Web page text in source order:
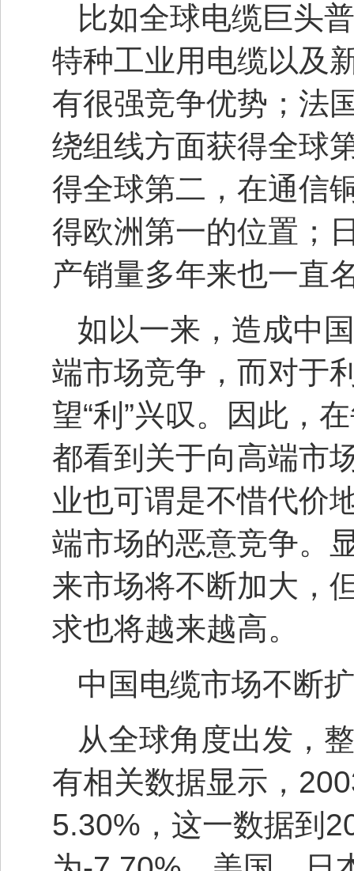
比如全球电缆巨头
特种工业用电缆以及
有很强竞争优势；法
绕组线方面获得全球
得全球第二，在通信
得欧洲第一的位置；
产销量多年来也一直
如以一来，造成中
端市场竞争，而对于
望“利”兴叹。因此，
都看到关于向高端市
业也可谓是不惜代价
端市场的恶意竞争。
来市场将不断加大，
求也将越来越高。
中国电缆市场不断
从全球角度出发，
有相关数据显示，
5.30%，这一数据到